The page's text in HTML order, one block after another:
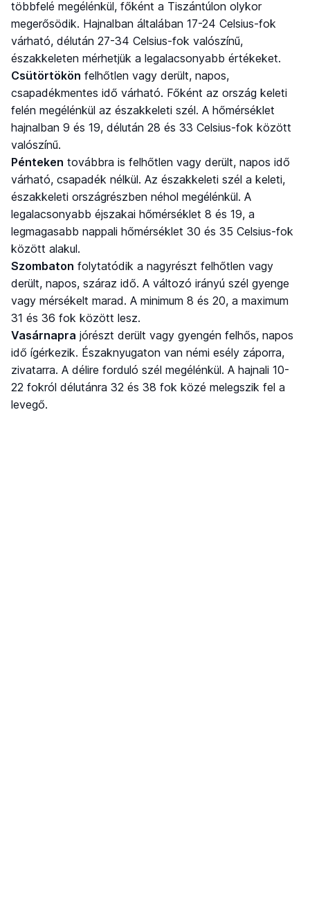
többfelé megélénkül, főként a Tiszántúlon olykor
megerősödik. Hajnalban általában 17-24 Celsius-fok
várható, délután 27-34 Celsius-fok valószínű,
északkeleten mérhetjük a legalacsonyabb értékeket.
Csütörtökön felhőtlen vagy derült, napos,
csapadékmentes idő várható. Főként az ország keleti
felén megélénkül az északkeleti szél. A hőmérséklet
hajnalban 9 és 19, délután 28 és 33 Celsius-fok között
valószínű.
Pénteken továbbra is felhőtlen vagy derült, napos idő
várható, csapadék nélkül. Az északkeleti szél a keleti,
északkeleti országrészben néhol megélénkül. A
legalacsonyabb éjszakai hőmérséklet 8 és 19, a
legmagasabb nappali hőmérséklet 30 és 35 Celsius-fok
között alakul.
Szombaton folytatódik a nagyrészt felhőtlen vagy
derült, napos, száraz idő. A változó irányú szél gyenge
vagy mérsékelt marad. A minimum 8 és 20, a maximum
31 és 36 fok között lesz.
Vasárnapra jórészt derült vagy gyengén felhős, napos
idő ígérkezik. Északnyugaton van némi esély záporra,
zivatarra. A délire forduló szél megélénkül. A hajnali 10-
22 fokról délutánra 32 és 38 fok közé melegszik fel a
levegő.